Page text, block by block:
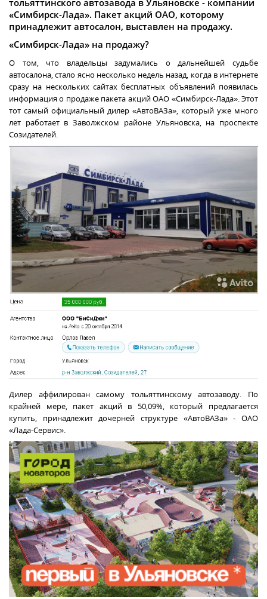
тольяттинского автозавода в Ульяновске - компании
«Симбирск-Лада». Пакет акций ОАО, которому
принадлежит автосалон, выставлен на продажу.
«Симбирск-Лада» на продажу?
О том, что владельцы задумались о дальнейшей судьбе
автосалона, стало ясно несколько недель назад, когда в интернете
сразу на нескольких сайтах бесплатных объявлений появилась
информация о продаже пакета акций ОАО «Симбирск-Лада». Этот
тот самый официальный дилер «АвтоВАЗа», который уже много
лет работает в Заволжском районе Ульяновска, на проспекте
Созидателей.
Дилер аффилирован самому тольяттинскому автозаводу. По
крайней мере, пакет акций в 50,09%, который предлагается
купить, принадлежит дочерней структуре «АвтоВАЗа» - ОАО
«Лада-Сервис».